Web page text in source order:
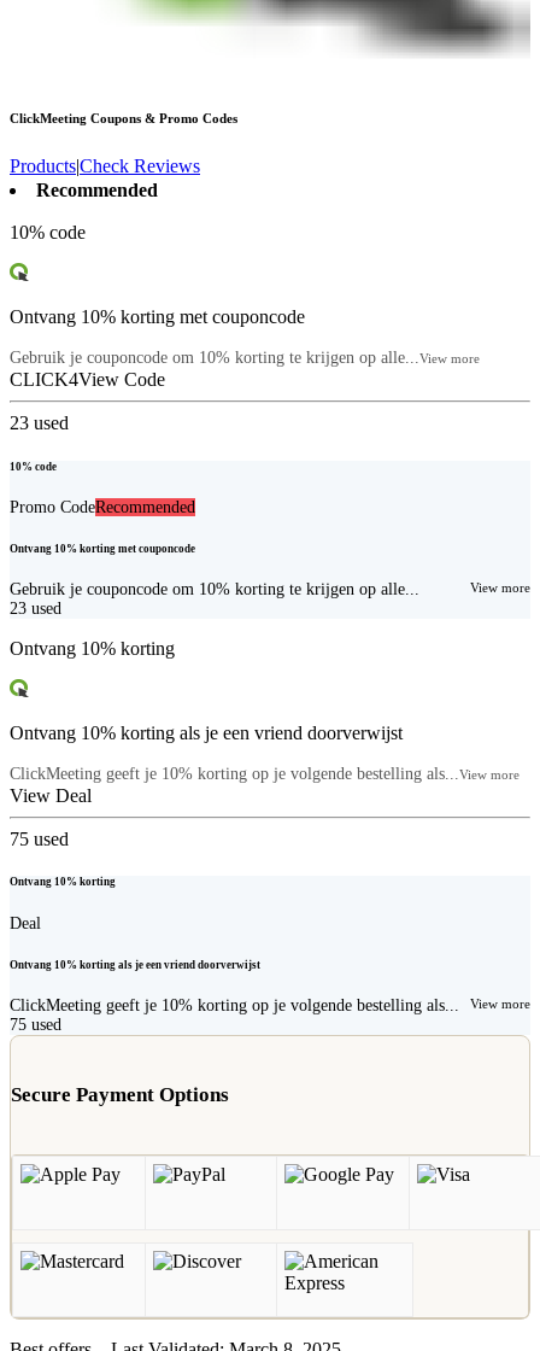
ClickMeeting Coupons & Promo Codes
Products|Check Reviews
Recommended
10% code
Ontvang 10% korting met couponcode
Gebruik je couponcode om 10% korting te krijgen op alle...View more
CLICK4View Code
23 used
10% code
Promo CodeRecommended
Ontvang 10% korting met couponcode
Gebruik je couponcode om 10% korting te krijgen op alle... View more
23 used
Ontvang 10% korting
Ontvang 10% korting als je een vriend doorverwijst
ClickMeeting geeft je 10% korting op je volgende bestelling als...View more
View Deal
75 used
Ontvang 10% korting
Deal
Ontvang 10% korting als je een vriend doorverwijst
ClickMeeting geeft je 10% korting op je volgende bestelling als... View more
75 used
Secure Payment Options